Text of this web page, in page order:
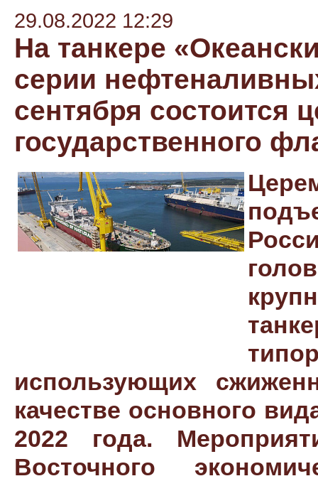
29.08.2022 12:29
На танкере
серии
сентября состоится
государственного
использующих
качестве основного
2022 года.
Восточного